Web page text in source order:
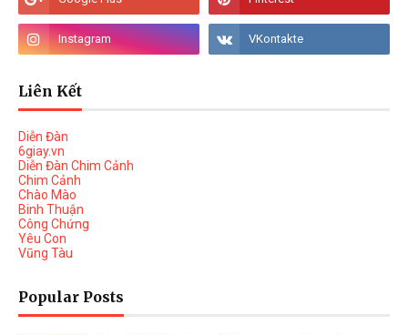
Liên Kết
Diễn Đàn
6giay.vn
Diễn Đàn Chim Cảnh
Chim Cảnh
Chào Mào
Binh Thuận
Công Chứng
Yêu Con
Vũng Tàu
Popular Posts